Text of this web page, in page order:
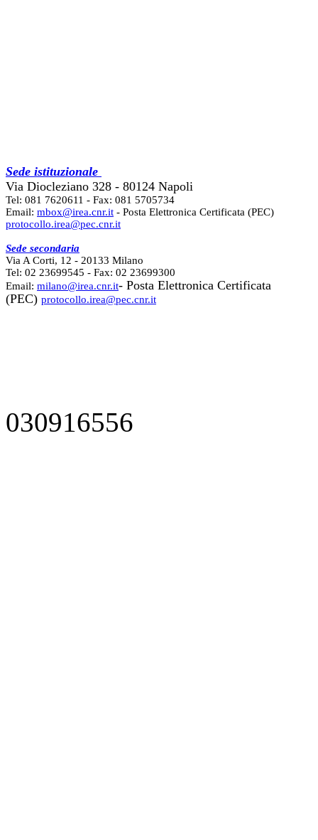
Sede istituzionale
Via Diocleziano 328 - 80124 Napoli
Tel: 081 7620611 - Fax: 081 5705734
Email: mbox@irea.cnr.it - Posta Elettronica Certificata (PEC)
protocollo.irea@pec.cnr.it
Sede secondaria
Via A Corti, 12 - 20133 Milano
Tel: 02 23699545 - Fax: 02 23699300
Email: milano@irea.cnr.it- Posta Elettronica Certificata
(PEC) protocollo.irea@pec.cnr.it
030916556